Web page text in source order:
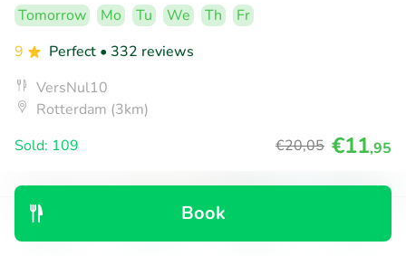
Book
Tomorrow Mo Tu We Th
Fr
9
Perfect • 332 reviews
VersNul10
Rotterdam (3km)
Sold: 109
€20,05 €11,95